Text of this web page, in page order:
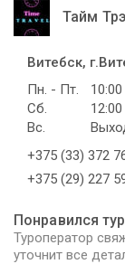
Тайм
Витебск,
Пн. - Пт.
Сб.
Вс.
+375 (33) 372
+375 (29) 227
Понравился
Туроператор
уточнит все